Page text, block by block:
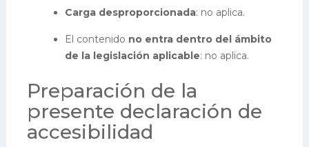
Carga desproporcionada: no aplica.
El contenido no entra dentro del ámbito
de la legislación aplicable: no aplica.
Preparación de la
presente declaración de
accesibilidad